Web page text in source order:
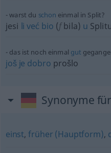
warst du schon einmal in Split?
jesi li već bio (fbila) u
das ist noch einmal gut
još je dobro prošlo
Synonyme
einst,früher (Hauptform),